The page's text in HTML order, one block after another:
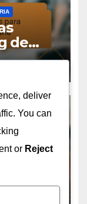
de
na
deliver
You can
or Reject